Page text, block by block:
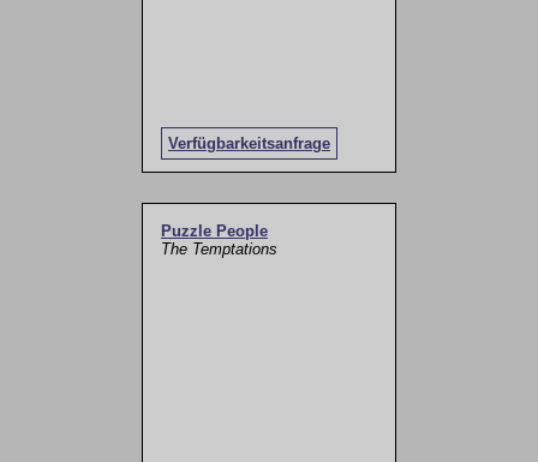
Verfügbarkeitsanfrage
Puzzle People
The Temptations